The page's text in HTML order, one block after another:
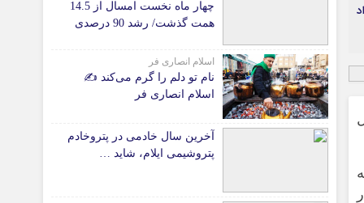
اطلاعات
ورزش زنان
سایر حوزه ها
*جامعه
دانشگاه
آموزش و پرورش
حال
چهار ماه نخست امسال از 14.5
همت گذشت/ رشد 90 درصدی
گذشته
اسلام انصاری فر
نام تو دلم را گرم می‌کند ✍️
اسلام انصاری فر
آخرین سال خادمی در پتروخادم
پتروشیمی ایلام، شاید …